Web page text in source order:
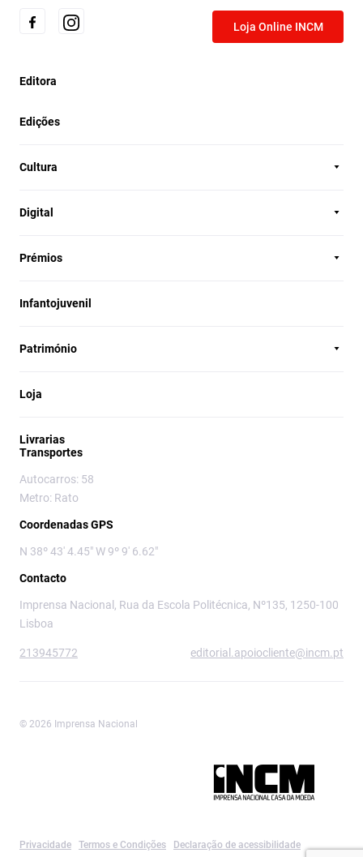
Loja Online INCM
Editora
Edições
Cultura
Digital
Prémios
Infantojuvenil
Património
Loja
Livrarias
Transportes
Autocarros: 58
Metro: Rato
Coordenadas GPS
N 38º 43' 4.45" W 9º 9' 6.62"
Contacto
Imprensa Nacional, Rua da Escola Politécnica, Nº135, 1250-100
Lisboa
213945772 editorial.apoiocliente@incm.pt
© 2026 Imprensa Nacional
Privacidade Termos e Condições Declaração de acessibilidade